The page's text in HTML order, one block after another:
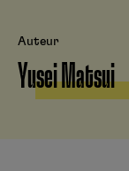
Auteur
Yusei Matsui